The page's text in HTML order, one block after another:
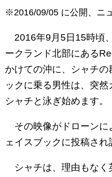
※2016/09/05 に公開、ニ
2016年9月5日15時頃
ークランド北部にある
かけての沖に、シャチ
ックに乗る男性は、突然
シャチと泳ぎ始めます。
その映像がドローンに
ェイスブックに投稿され
シャチは、理由もなく